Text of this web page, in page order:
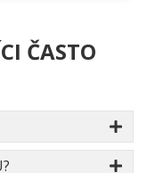
ČASTO